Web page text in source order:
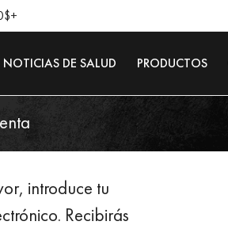
NOTICIAS DE SALUD PRODUCTOS
introduce tu
Recibirás